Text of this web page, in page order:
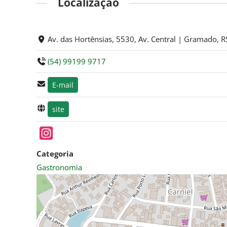
Av. das Hortênsias, 5530, Av. Central | Gramado,
(54) 99199 9717
E-mail
site
Categoria
Gastronomia